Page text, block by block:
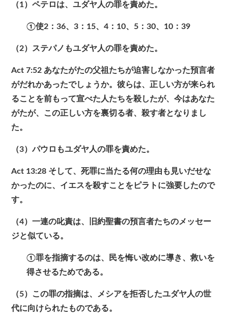
（1）ペテロは、ユダヤ人の罪を責めた。
①使2：36、3：15、4：10、5：30、10：39
（2）ステパノもユダヤ人の罪を責めた。
Act 7:52 あなたがたの父祖たちが迫害しなかった預言者
がだれかあったでしょうか。彼らは、正しい方が来られ
ることを前もって宣べた人たちを殺したが、今はあなた
がたが、この正しい方を裏切る者、殺す者となりまし
た。
（3）パウロもユダヤ人の罪を責めた。
Act 13:28 そして、死罪に当たる何の理由も見いだせな
かったのに、イエスを殺すことをピラトに強要したので
す。
（4）一連の叱責は、旧約聖書の預言者たちのメッセー
ジと似ている。
①罪を指摘するのは、民を悔い改めに導き、救いを
得させるためである。
（5）この罪の指摘は、メシアを拒否したユダヤ人の世
代に向けられたものである。